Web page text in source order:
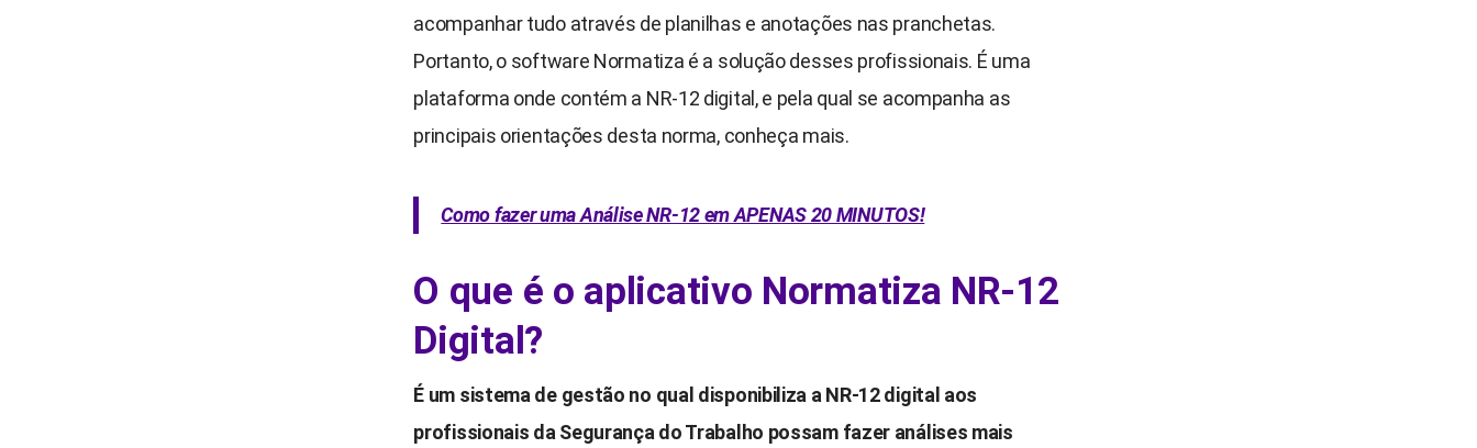
acompanhar tudo através de planilhas e anotações nas pranchetas.
Portanto, o software Normatiza é a solução desses profissionais. É uma
plataforma onde contém a NR-12 digital, e pela qual se acompanha as
principais orientações desta norma, conheça mais.
Como fazer uma Análise NR-12 em APENAS 20 MINUTOS!
O que é o aplicativo Normatiza NR-12
Digital?
É um sistema de gestão no qual disponibiliza a NR-12 digital aos
profissionais da Segurança do Trabalho possam fazer análises mais